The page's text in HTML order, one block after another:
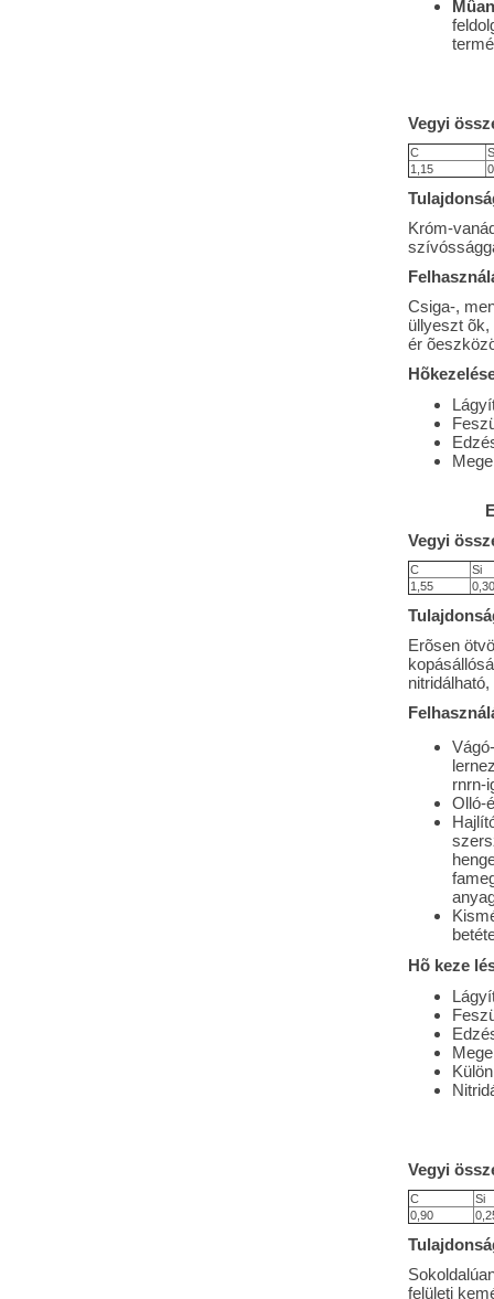
Vegyi
C
1,15
Króm-
Csiga-,
üllyeszt
ér
Vegyi
C
Si
1,55
0,30
Erõsen
rnrn-
Olló-
Hõ keze
Vegyi
C
Si
0,90
felületi